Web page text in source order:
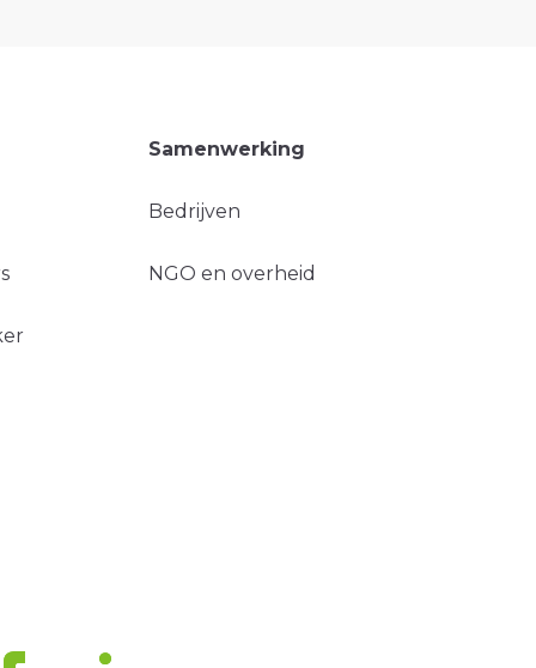
Samenwerking
Bedrijven
NGO en overheid